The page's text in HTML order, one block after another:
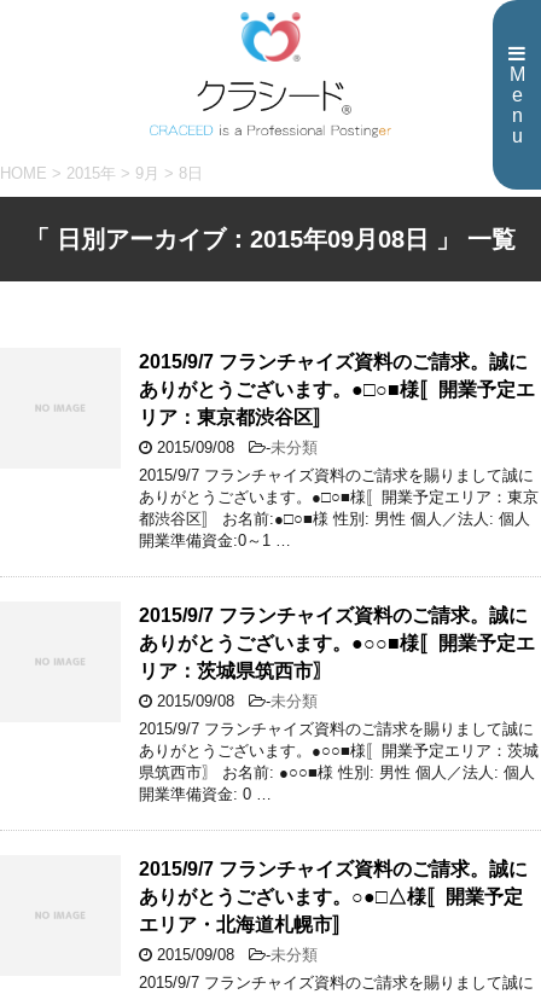
M
e
n
u
HOME > 2015年 > 9月 > 8日
「 日別アーカイブ：2015年09月08日 」 一覧
2015/9/7 フランチャイズ資料のご請求。誠に
ありがとうございます。●□○■様〚開業予定エ
リア：東京都渋谷区〛
2015/09/08 -未分類
2015/9/7 フランチャイズ資料のご請求を賜りまして誠に
ありがとうございます。●□○■様〚開業予定エリア：東京
都渋谷区〛 お名前:●□○■様 性別: 男性 個人／法人: 個人
開業準備資金:0～1 …
2015/9/7 フランチャイズ資料のご請求。誠に
ありがとうございます。●○○■様〚開業予定エ
リア：茨城県筑西市〗
2015/09/08 -未分類
2015/9/7 フランチャイズ資料のご請求を賜りまして誠に
ありがとうございます。●○○■様〚開業予定エリア：茨城
県筑西市〗 お名前: ●○○■様 性別: 男性 個人／法人: 個人
開業準備資金: 0 …
2015/9/7 フランチャイズ資料のご請求。誠に
ありがとうございます。○●□△様〚開業予定
エリア・北海道札幌市〛
2015/09/08 -未分類
2015/9/7 フランチャイズ資料のご請求を賜りまして誠に